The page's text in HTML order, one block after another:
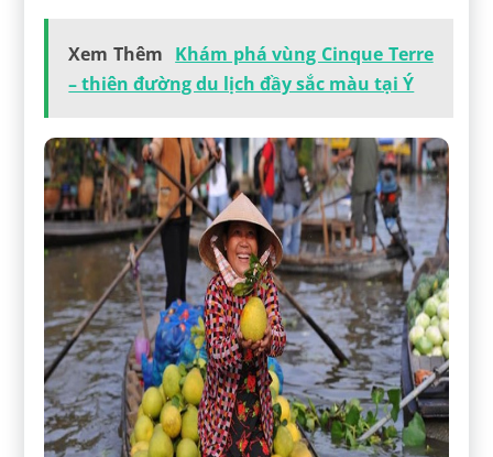
Xem Thêm Khám phá vùng Cinque Terre
– thiên đường du lịch đầy sắc màu tại Ý